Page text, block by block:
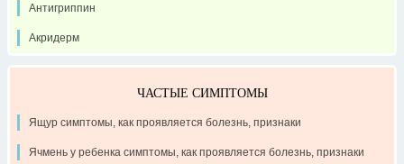
Антигриппин
Акридерм
ЧАСТЫЕ СИМПТОМЫ
Ящур симптомы, как проявляется болезнь, признаки
Ячмень у ребенка симптомы, как проявляется болезнь, признаки